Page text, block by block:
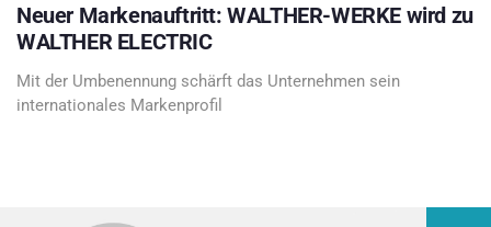
Neuer Markenauftritt: WALTHER-WERKE wird zu
WALTHER ELECTRIC
Mit der Umbenennung schärft das Unternehmen sein
internationales Markenprofil